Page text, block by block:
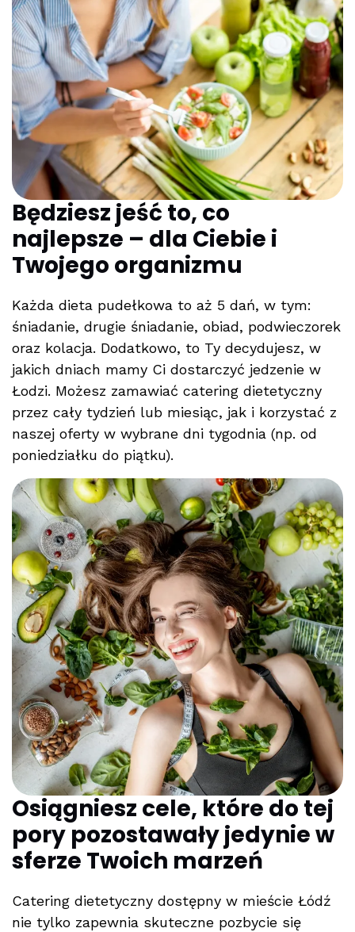
Będziesz jeść to, co
najlepsze – dla Ciebie i
Twojego organizmu
Każda dieta pudełkowa to aż 5 dań, w tym:
śniadanie, drugie śniadanie, obiad, podwieczorek
oraz kolacja. Dodatkowo, to Ty decydujesz, w
jakich dniach mamy Ci dostarczyć jedzenie w
Łodzi. Możesz zamawiać catering dietetyczny
przez cały tydzień lub miesiąc, jak i korzystać z
naszej oferty w wybrane dni tygodnia (np. od
poniedziałku do piątku).
Osiągniesz cele, które do tej
pory pozostawały jedynie w
sferze Twoich marzeń
Catering dietetyczny dostępny w mieście Łódź
nie tylko zapewnia skuteczne pozbycie się